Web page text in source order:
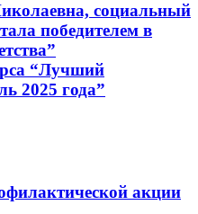
социальный
победителем в
“Лучший
2025 года”
акции